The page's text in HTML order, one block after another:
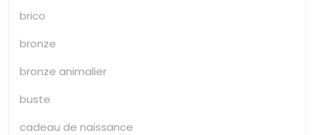
brico
bronze
bronze animalier
buste
cadeau de naissance